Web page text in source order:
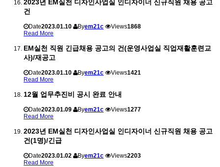
2023년 EM실천 디자인사업실 인디자이너 신규직원 채용 공고
건
Date2023.01.10 Byem21c Views1868
Read More
EM실천 직원 긴급채용 공고의 건(운영사업실 직업재활훈련교
사)/재공고
Date2023.01.10 Byem21c Views1421
Read More
12월 업무추진비 공시 완료 안내
Date2023.01.09 Byem21c Views1277
Read More
2023년 EM실천 디자인사업실 인디자이너 신규직원 채용 공고
건(1명)/긴급
Date2023.01.02 Byem21c Views2203
Read More